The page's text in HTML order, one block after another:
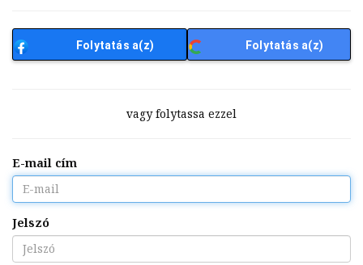
Folytatás a(z) Folytatás a(z)
vagy folytassa ezzel
E-mail cím
Jelszó